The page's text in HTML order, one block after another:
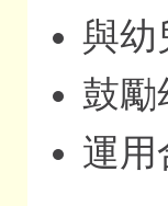
與幼
鼓勵
運用